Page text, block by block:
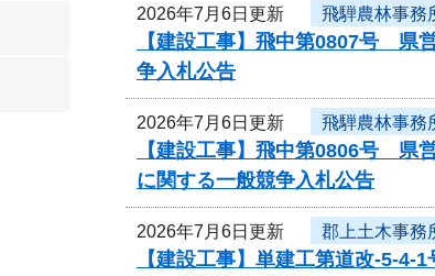
2026年7月6日更新 飛騨農林事務
【建設工事】飛中第0807号 県
争入札公告
2026年7月6日更新 飛騨農林事務
【建設工事】飛中第0806号 県
に関する一般競争入札公告
2026年7月6日更新 郡上土木事務
【建設工事】単建工第道改-5-4-